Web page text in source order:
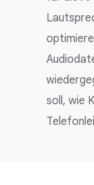
soll, wie